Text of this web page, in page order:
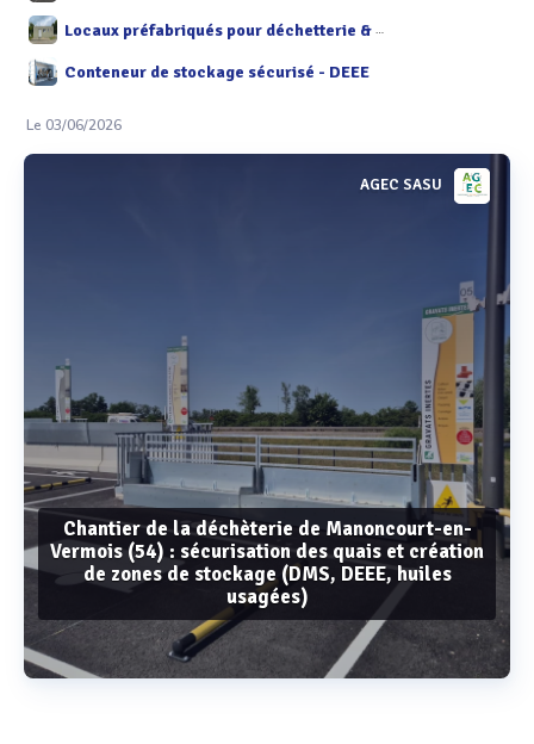
Locaux préfabriqués pour déchetterie & recyclerie
Conteneur de stockage sécurisé - DEEE
Le 03/06/2026
AGEC SASU
Chantier de la déchèterie de Manoncourt-en-
Vermois (54) : sécurisation des quais et création
de zones de stockage (DMS, DEEE, huiles
usagées)